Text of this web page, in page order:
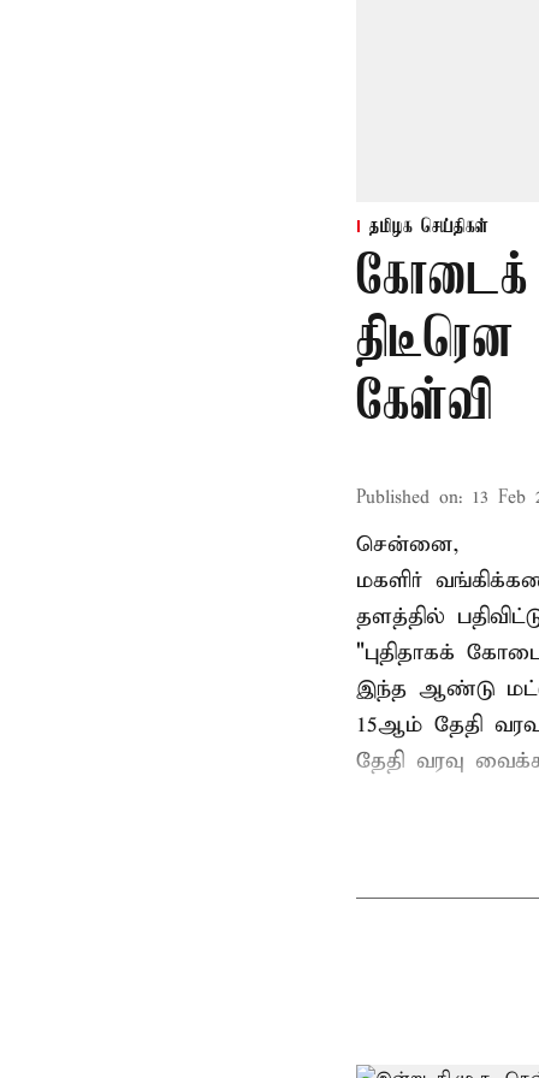
தமிழக செய்திகள்
கோடைக்
திடீரென
கேள்வி
Published on: 13 Feb
சென்னை,
மகளிர்
தளத்தில்
"புதிதாகக்
இந்த ஆண்டு
15ஆம் தேதி
தேதி வரவு